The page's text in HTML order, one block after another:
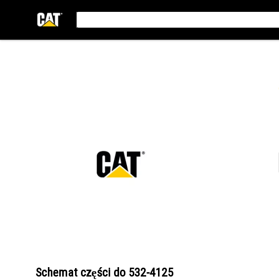
Schemat części do 532-4125